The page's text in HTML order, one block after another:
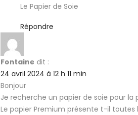
Le Papier de Soie
Répondre
Fontaine dit :
24 avril 2024 à 12 h 11 min
Bonjour
Je recherche un papier de soie pour
Le papier Premium présente t-il toutes